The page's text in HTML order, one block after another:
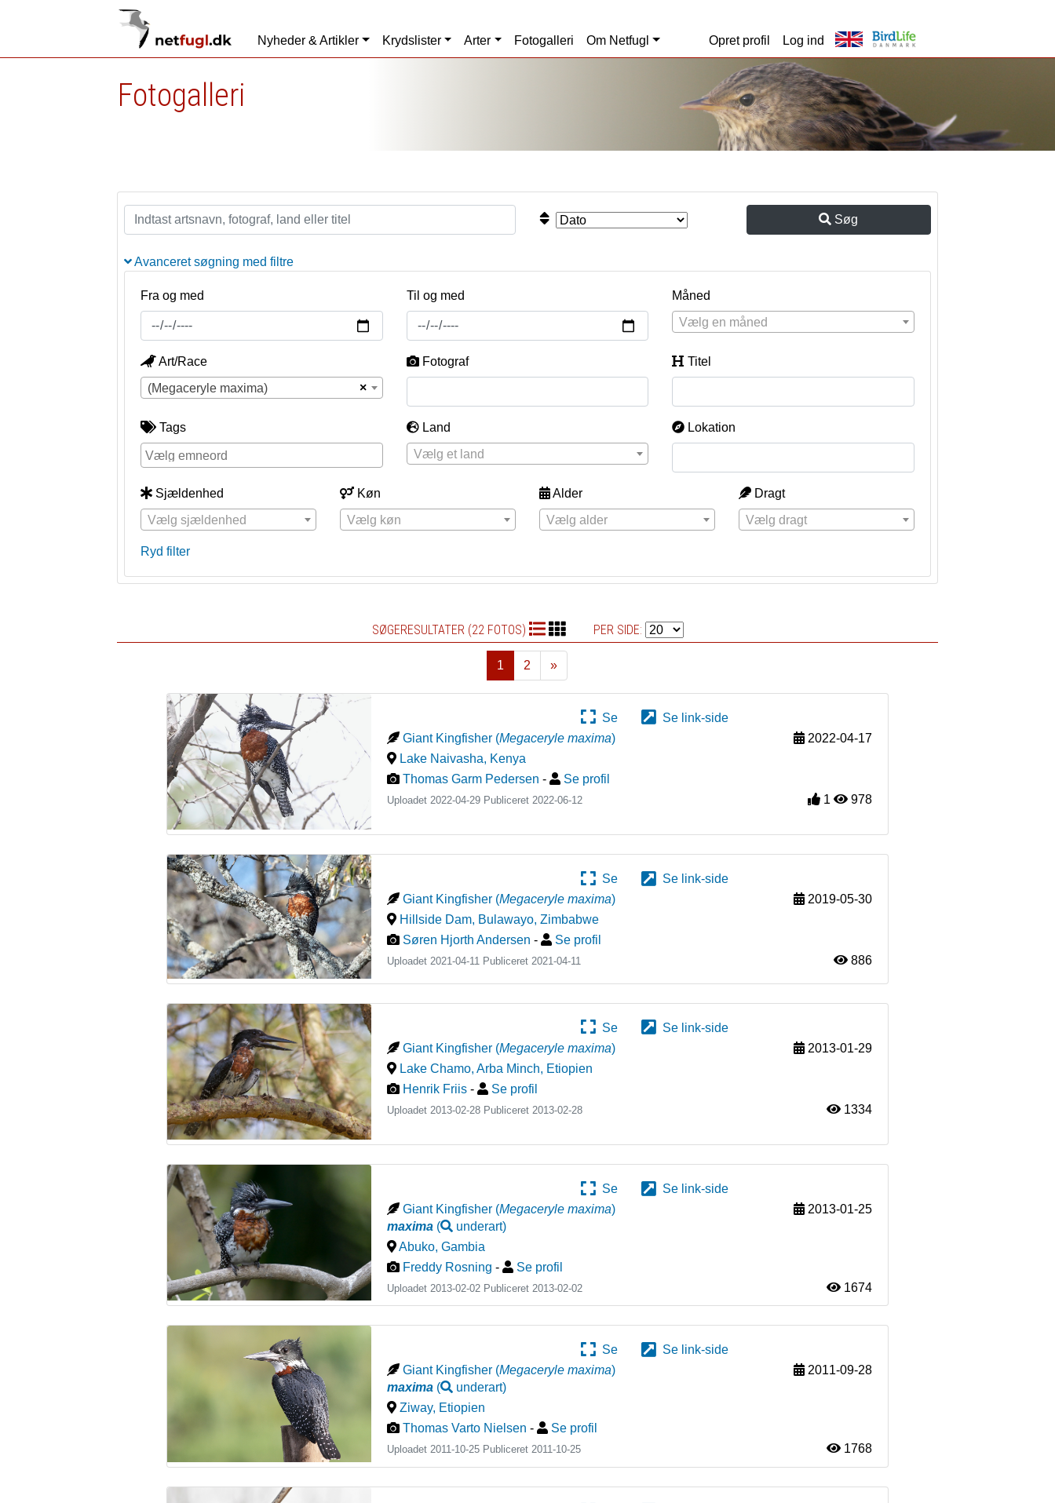
Nyheder & Artikler Krydslister Arter Fotogalleri Om Netfugl Opret profil Log ind
Fotogalleri
Søg
Avanceret søgning med filtre
Fra og med Til og med
Måned
Vælg en måned
Art/Race
×
(Megaceryle maxima)
Fotograf Titel
Tags
Land
Vælg et land
Lokation
Sjældenhed
Vælg sjældenhed
Køn
Vælg køn
Alder
Vælg alder
Dragt
Vælg dragt
Ryd filter
SØGERESULTATER (22 FOTOS) PER SIDE:
1 2
»
Næste
Se
Se link-side
Giant Kingfisher (Megaceryle maxima)
2022-04-17
Lake Naivasha, Kenya
Thomas Garm Pedersen - Se profil
Uploadet 2022-04-29 Publiceret2022-06-12 1 978
Se
Se link-side
Giant Kingfisher (Megaceryle maxima)
2019-05-30
Hillside Dam, Bulawayo,Zimbabwe
Søren Hjorth Andersen - Se profil
Uploadet 2021-04-11 Publiceret2021-04-11 886
Se
Se link-side
Giant Kingfisher (Megaceryle maxima)
2013-01-29
Lake Chamo, Arba Minch, Etiopien
Henrik Friis - Se profil
Uploadet 2013-02-28 Publiceret 2013-02-28 1334
Se
Se link-side
Giant Kingfisher (Megaceryle maxima)
maxima ( underart)
2013-01-25
Abuko,Gambia
Freddy Rosning - Se profil
Uploadet 2013-02-02 Publiceret2013-02-02 1674
Se
Se link-side
Giant Kingfisher (Megaceryle maxima)
maxima ( underart)
2011-09-28
Ziway, Etiopien
Thomas Varto Nielsen - Se profil
Uploadet 2011-10-25 Publiceret2011-10-25 1768